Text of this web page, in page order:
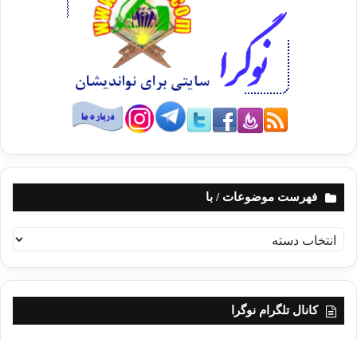
فهرست موضوعات / با
ه
ر
کانال تلگرام نوگرا